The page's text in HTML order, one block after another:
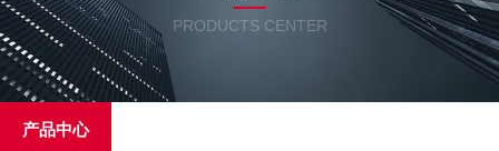
PRODUCTS CENTER
产品中心